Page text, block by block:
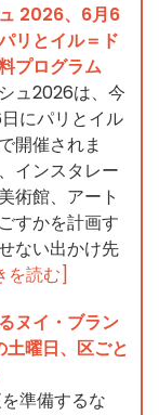
2026、6月6
リとイル＝ド
プログラム
ュ2026は、今
にパリとイル
開催されま
インスタレー
術館、アート
すかを計画す
ない出かけ先
を読む]
ヌイ・ブラン
曜日、区ごと
準備するな